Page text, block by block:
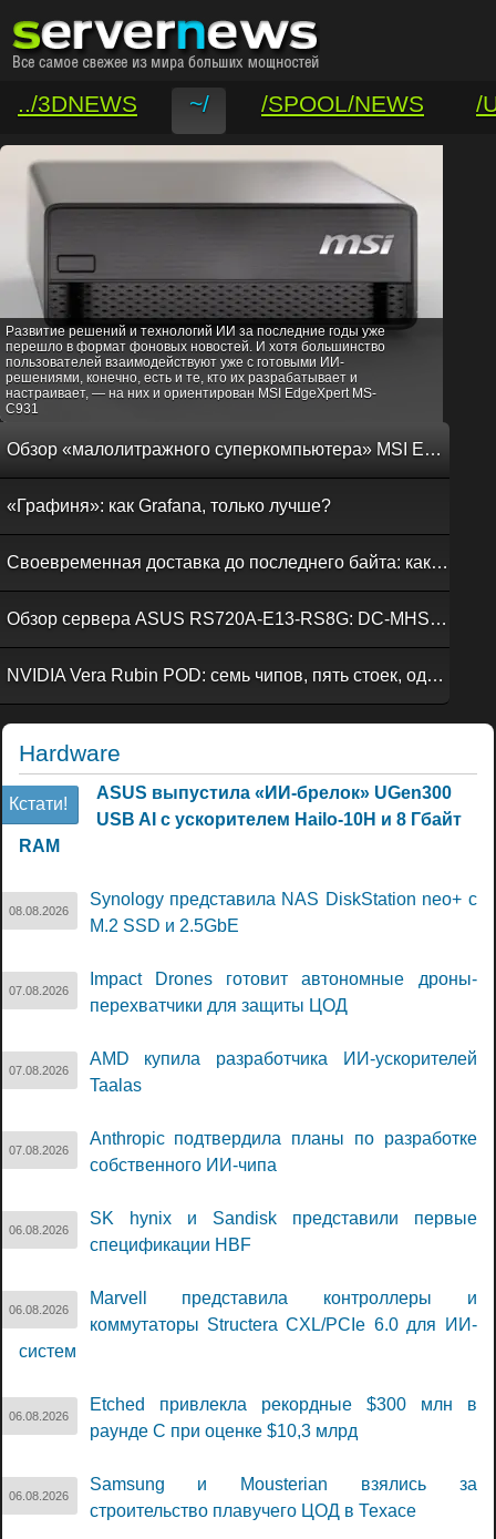
../3DNEWS ~/ /SPOOL/NEWS
/
/VAR/CONTACT
Развитие решений и технологий ИИ за последние годы уже
перешло в формат фоновых новостей. И хотя большинство
пользователей взаимодействуют уже с готовыми ИИ-
решениями, конечно, есть и те, кто их разрабатывает и
настраивает, — на них и ориентирован MSI EdgeXpert MS-
C931
Обзор «малолитражного суперкомпьютера» MSI EdgeXpert MS-C931
«Графиня»: как Grafana, только лучше?
Своевременная доставка до последнего байта: как российская сеть Curator CDN совмещает скорость, безопасность и гибкость управления
Обзор сервера ASUS RS720A-E13-RS8G: DC-MHS во всей красе
NVIDIA Vera Rubin POD: семь чипов, пять стоек, один ИИ-суперкомпьютер
Hardware
Кстати!
ASUS выпустила «ИИ-брелок» UGen300
USB AI с ускорителем Hailo-10H и 8 Гбайт
RAM
08.08.2026
Synology представила NAS DiskStation neo+ с
M.2 SSD и 2.5GbE
07.08.2026
Impact Drones готовит автономные дроны-
перехватчики для защиты ЦОД
07.08.2026
AMD купила разработчика ИИ-ускорителей
Taalas
07.08.2026
Anthropic подтвердила планы по разработке
собственного ИИ-чипа
06.08.2026
SK hynix и Sandisk представили первые
спецификации HBF
06.08.2026
Marvell представила контроллеры и
коммутаторы Structera CXL/PCIe 6.0 для ИИ-
систем
06.08.2026
Etched привлекла рекордные $300 млн в
раунде C при оценке $10,3 млрд
06.08.2026
Samsung и Mousterian взялись за
строительство плавучего ЦОД в Техасе